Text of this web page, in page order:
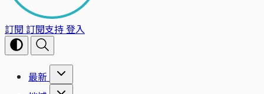
訂閱 訂閱支持登入
最新